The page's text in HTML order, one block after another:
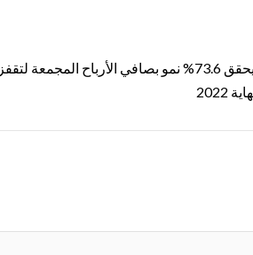
الأهلي المتحد – مصر يحقق 73.6% نمو بصافي الأرباح المجمعة لتقفز